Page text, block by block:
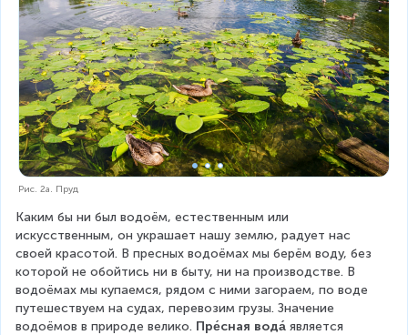
Рис. 2а. Пруд
Каким бы ни был водоём, естественным или
искусственным, он украшает нашу землю, радует нас
своей красотой. В пресных водоёмах мы берём воду, без
которой не обойтись ни в быту, ни на производстве. В
водоёмах мы купаемся, рядом с ними загораем, по воде
путешествуем на судах, перевозим грузы. Значение
водоёмов в природе велико. Пре́сная вода́ является